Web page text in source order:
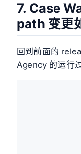
7. Case
path 变更
回到前面的
Agency 的运行